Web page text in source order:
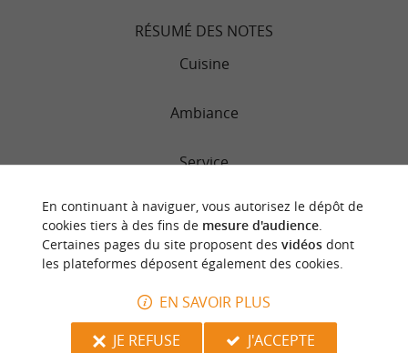
RÉSUMÉ DES NOTES
Cuisine
Ambiance
Service
Qualité/prix
"Passer vite votre chemin !!"
Avis publié par Samyriel le 23/06/2026
Patron exécrable !!! Personnel désagréable. Quand
En continuant à naviguer, vous autorisez le dépôt de
cookies tiers à des fins de mesure d'audience.
Certaines pages du site proposent des vidéosdont
les plateformes déposent également des cookies.
EN SAVOIR PLUS
JE REFUSE
J'ACCEPTE